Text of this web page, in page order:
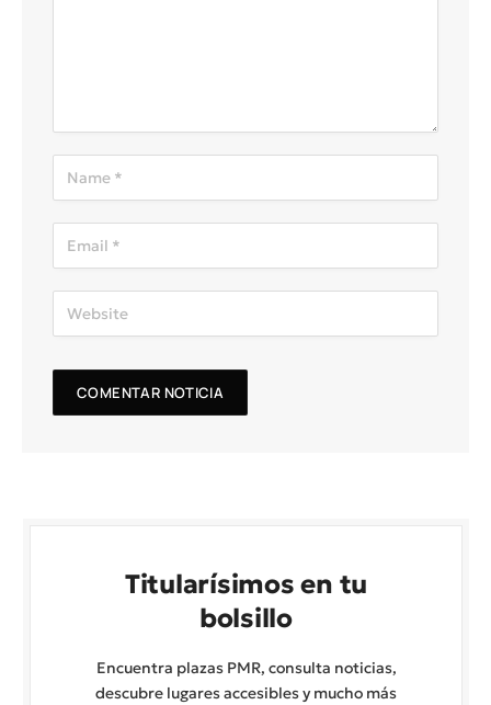
Titularísimos en tu
bolsillo
Encuentra plazas PMR, consulta noticias,
descubre lugares accesibles y mucho más